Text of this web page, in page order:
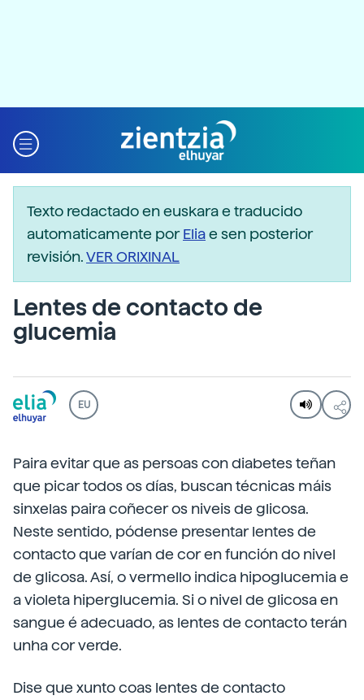
Texto redactado en euskara e traducido
automaticamente porEliae sen posterior
revisión.VER ORIXINAL
Lentes de contacto de
glucemia
EU
Paira evitar que as persoas con diabetes teñan
que picar todos os días, buscan técnicas máis
sinxelas paira coñecer os niveis de glicosa.
Neste sentido, pódense presentar lentes de
contacto que varían de cor en función do nivel
de glicosa. Así, o vermello indica hipoglucemia e
a violeta hiperglucemia. Si o nivel de glicosa en
sangue é adecuado, as lentes de contacto terán
unha cor verde.
Dise que xunto coas lentes de contacto